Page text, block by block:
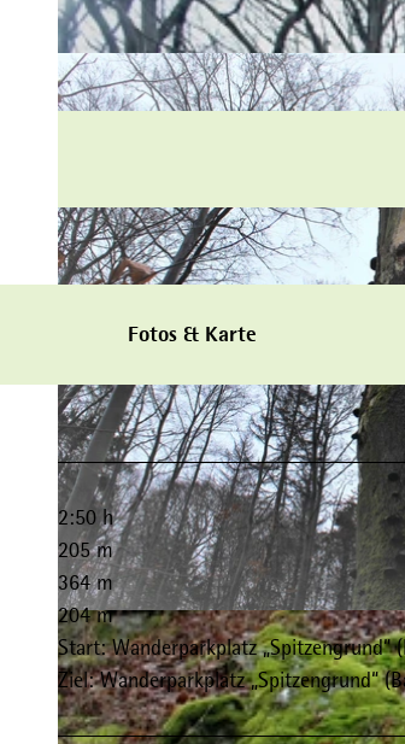
© Kurt Thurow, Edersee | Deine Region: wild, bunt, gesund.
Fotos & Karte
2:50 h
205 m
364 m
204 m
Start: Wanderparkplatz „Spitzengrund“
Ziel: Wanderparkplatz „Spitzengrund“